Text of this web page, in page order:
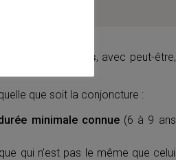
dans le temps, avec peut-être,
que soit la conjoncture :
minimale connue (6 à 9 ans
qui n’est pas le même que celui